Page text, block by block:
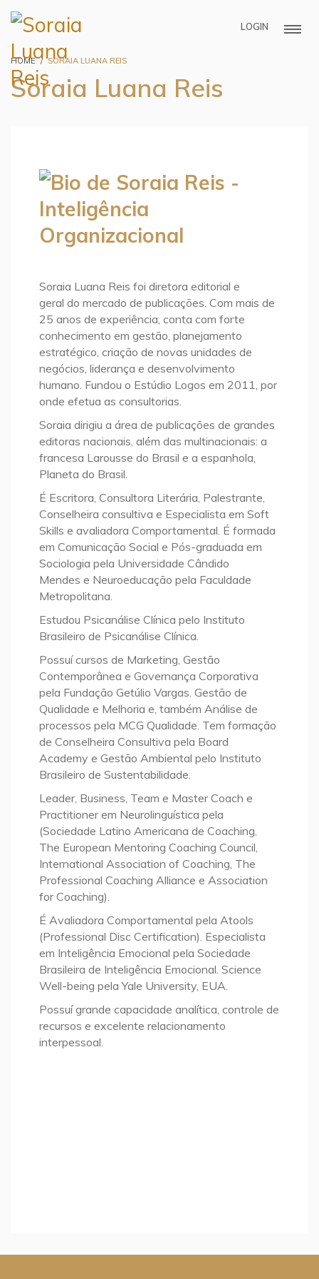
LOGIN
HOME SORAIA LUANA REIS
Soraia Luana Reis
Soraia Luana Reis foi diretora editorial e
geral do mercado de publicações. Com mais de
25 anos de experiência, conta com forte
conhecimento em gestão, planejamento
estratégico, criação de novas unidades de
negócios, liderança e desenvolvimento
humano. Fundou o Estúdio Logos em 2011, por
onde efetua as consultorias.
Soraia dirigiu a área de publicações de grandes
editoras nacionais, além das multinacionais: a
francesa Larousse do Brasil e a espanhola,
Planeta do Brasil.
É Escritora, Consultora Literária, Palestrante,
Conselheira consultiva e Especialista em Soft
Skills e avaliadora Comportamental. É formada
em Comunicação Social e Pós-graduada em
Sociologia pela Universidade Cândido
Mendes e Neuroeducação pela Faculdade
Metropolitana.
Estudou Psicanálise Clínica pelo Instituto
Brasileiro de Psicanálise Clínica.
Possuí cursos de Marketing, Gestão
Contemporânea e Governança Corporativa
pela Fundação Getúlio Vargas. Gestão de
Qualidade e Melhoria e, também Análise de
processos pela MCG Qualidade. Tem formação
de Conselheira Consultiva pela Board
Academy e Gestão Ambiental pelo Instituto
Brasileiro de Sustentabilidade.
Leader, Business, Team e Master Coach e
Practitioner em Neurolinguística pela
(Sociedade Latino Americana de Coaching,
The European Mentoring Coaching Council,
International Association of Coaching, The
Professional Coaching Alliance e Association
for Coaching).
É Avaliadora Comportamental pela Atools
(Professional Disc Certification). Especialista
em Inteligência Emocional pela Sociedade
Brasileira de Inteligência Emocional. Science
Well-being pela Yale University, EUA.
Possuí grande capacidade analítica, controle de
recursos e excelente relacionamento
interpessoal.